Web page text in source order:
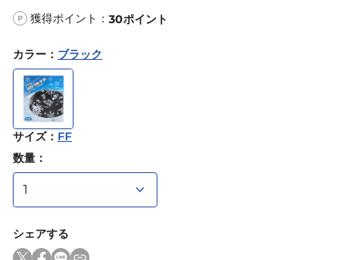
P 獲得ポイント： 30ポイント
カラー ： ブラック
サイズ： FF
数量：
シェアする